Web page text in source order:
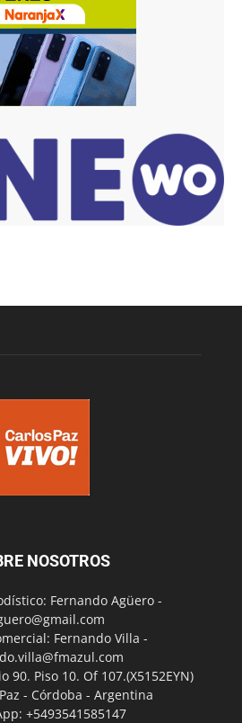
NOSOTROS
Fernando Agüero -
Fernando Villa -
90. Piso 10. Of 107.(X5152EYN)
- Córdoba - Argentina
+5493541585147